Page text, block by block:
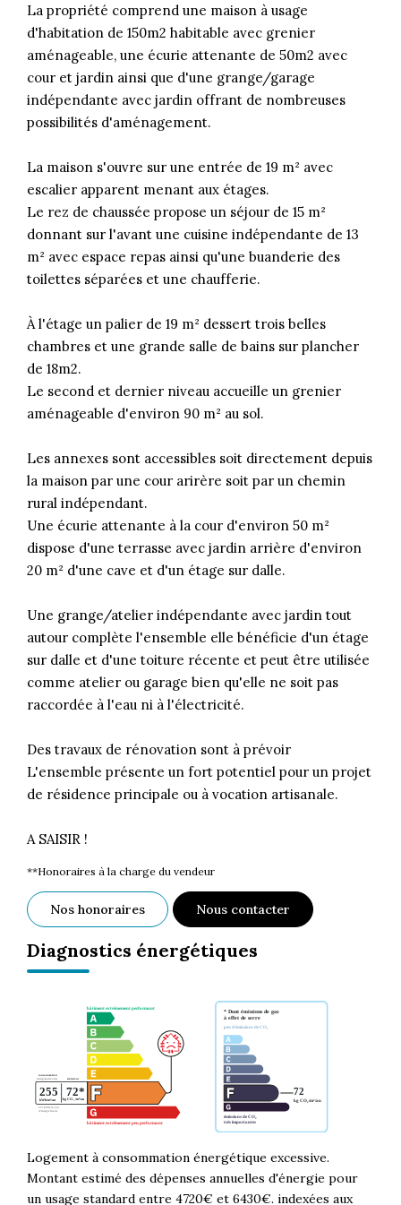
La propriété comprend une maison à usage
d'habitation de 150m2 habitable avec grenier
aménageable, une écurie attenante de 50m2 avec
cour et jardin ainsi que d'une grange/garage
indépendante avec jardin offrant de nombreuses
possibilités d'aménagement.
La maison s'ouvre sur une entrée de 19 m² avec
escalier apparent menant aux étages.
Le rez de chaussée propose un séjour de 15 m²
donnant sur l'avant une cuisine indépendante de 13
m² avec espace repas ainsi qu'une buanderie des
toilettes séparées et une chaufferie.
À l'étage un palier de 19 m² dessert trois belles
chambres et une grande salle de bains sur plancher
de 18m2.
Le second et dernier niveau accueille un grenier
aménageable d'environ 90 m² au sol.
Les annexes sont accessibles soit directement depuis
la maison par une cour arirère soit par un chemin
rural indépendant.
Une écurie attenante à la cour d'environ 50 m²
dispose d'une terrasse avec jardin arrière d'environ
20 m² d'une cave et d'un étage sur dalle.
Une grange/atelier indépendante avec jardin tout
autour complète l'ensemble elle bénéficie d'un étage
sur dalle et d'une toiture récente et peut être utilisée
comme atelier ou garage bien qu'elle ne soit pas
raccordée à l'eau ni à l'électricité.
Des travaux de rénovation sont à prévoir
L'ensemble présente un fort potentiel pour un projet
de résidence principale ou à vocation artisanale.
A SAISIR !
**Honoraires à la charge du vendeur
Nos honoraires Nous contacter
Diagnostics énergétiques
Logement à consommation énergétique excessive.
Montant estimé des dépenses annuelles d'énergie pour
un usage standard entre 4720€ et 6430€. indexées aux